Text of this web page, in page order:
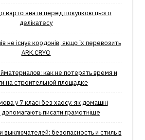
варто знати перед покупкою цього
делікатесу
не існує кордонів, якщо їх перевозить
ARK.CRYO
как не потерять время и
на строительной площадке
у 7 класі без хаосу: як домашні
допомагають писати грамотніше
безопасность и стиль в